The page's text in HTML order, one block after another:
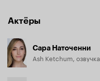
Актёры
Сара Наточенни
Ash Ketchum, озвучка